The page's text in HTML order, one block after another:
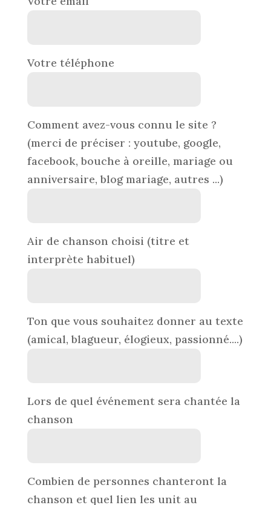
Votre téléphone
Comment avez-vous connu le site ?
(merci de préciser : youtube, google,
facebook, bouche à oreille, mariage ou
anniversaire, blog mariage, autres ...)
Air de chanson choisi (titre et
interprète habituel)
Ton que vous souhaitez donner au texte
(amical, blagueur, élogieux, passionné....)
Lors de quel événement sera chantée la
chanson
Combien de personnes chanteront la
chanson et quel lien les unit au